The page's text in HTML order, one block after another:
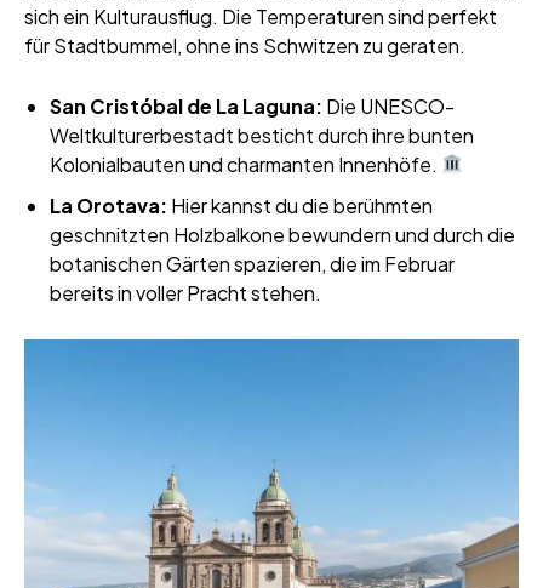
sich ein Kulturausflug. Die Temperaturen sind perfekt
für Stadtbummel, ohne ins Schwitzen zu geraten.
San Cristóbal de La Laguna: Die UNESCO-
Weltkulturerbestadt besticht durch ihre bunten
Kolonialbauten und charmanten Innenhöfe.
La Orotava: Hier kannst du die berühmten
geschnitzten Holzbalkone bewundern und durch die
botanischen Gärten spazieren, die im Februar
bereits in voller Pracht stehen.